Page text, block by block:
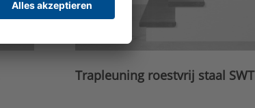
Trapleuning roestvrij staal SWT